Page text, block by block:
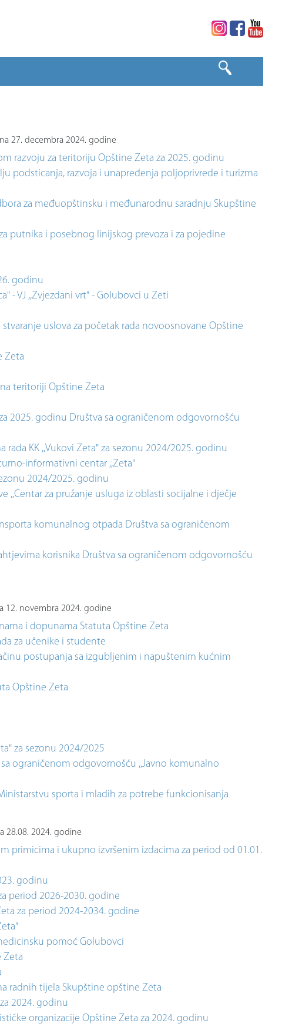
27. decembra 2024. godine
razvoju za teritoriju Opštine Zeta za 2025. godinu
podsticanja, razvoja i unapređenja poljoprivrede i turizma
za međuopštinsku i međunarodnu saradnju Skupštine
putnika i posebnog linijskog prevoza i za pojedine
godinu
- VJ ,,Zvjezdani vrt" - Golubovci u Zeti
uslova za početak rada novoosnovane Opštine
Zeta
teritoriji Opštine Zeta
2025. godinu Društva sa ograničenom odgovornošću
KK ,,Vukovi Zeta" za sezonu 2024/2025. godinu
informativni centar ,,Zeta"
2024/2025. godinu
,,Centar za pružanje usluga iz oblasti socijalne i dječje
komunalnog otpada Društva sa ograničenom
korisnika Društva sa ograničenom odgovornošću
12. novembra 2024. godine
i dopunama Statuta Opštine Zeta
za učenike i studente
postupanja sa izgubljenim i napuštenim kućnim
Opštine Zeta
za sezonu 2024/2025
ograničenom odgovornošću ,,Javno komunalno
sporta i mladih za potrebe funkcionisanja
28.08. 2024. godine
primicima i ukupno izvršenim izdacima za period od 01.01.
godinu
period 2026-2030. godine
za period 2024-2034. godine
pomoć Golubovci
Zeta
radnih tijela Skupštine opštine Zeta
2024. godinu
organizacije Opštine Zeta za 2024. godinu